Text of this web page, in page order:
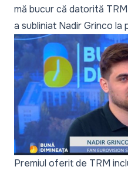
mă bucur că datorită
a subliniat Nadir Grinco la
Premiul oferit de TRM